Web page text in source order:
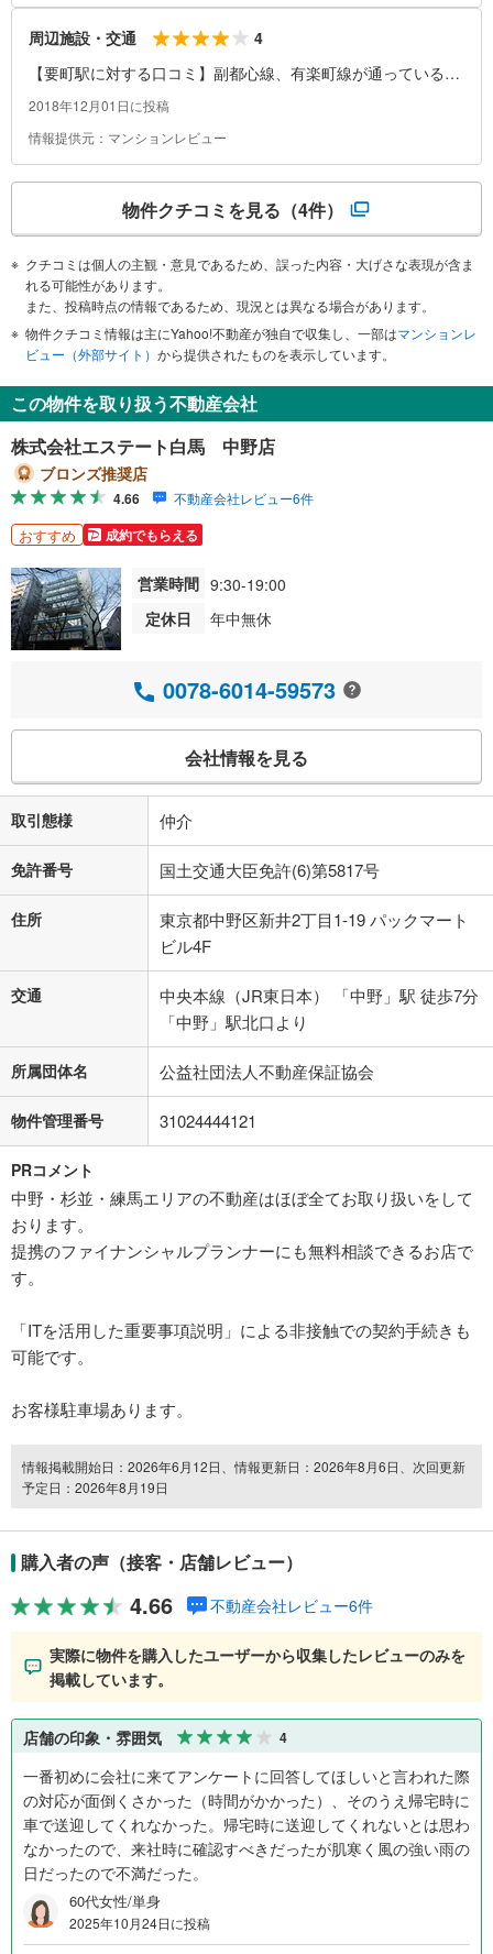
周辺施設・交通
4
【要町駅に対する口コミ】副都心線、有楽町線が通っているた
め交通アクセスは大変よいです。また徒歩でも池袋駅に行ける
いは帰宅できます。食事どころも多く、スーパー、ドラッグス
トアもあるため一人暮らしでも不自由はないと思います。
2018年12月01日に投稿
情報提供元：マンションレビュー
物件クチコミを見る （4件）
クチコミは個人の主観・意見であるため、誤った内容・大げさな表現が含ま
れる可能性があります。
また、投稿時点の情報であるため、現況とは異なる場合があります。
物件クチコミ情報は主にYahoo!不動産が独自で収集し、一部はマンションレ
ビュー（外部サイト） から提供されたものを表示しています。
この物件を取り扱う不動産会社
株式会社エステート白馬 中野店
ブロンズ推奨店
4.66 不動産会社レビュー6件
おすすめ 成約でもらえる
営業時間 9:30-19:00
定休日
年中無休
0078-6014-59573
会社情報を見る
取引態様 仲介
免許番号 国土交通大臣免許(6)第5817号
住所
東京都中野区新井2丁目1-19 パックマート
ビル4F
交通
中央本線（JR東日本） 「中野」駅 徒歩7分
「中野」駅北口より
所属団体名 公益社団法人不動産保証協会
物件管理番号 31024444121
PRコメント
中野・杉並・練馬エリアの不動産はほぼ全てお取り扱いをして
おります。
提携のファイナンシャルプランナーにも無料相談できるお店で
す。
「ITを活用した重要事項説明」による非接触での契約手続きも
可能です。
お客様駐車場あります。
情報掲載開始日：2026年6月12日、情報更新日：2026年8月6日、次回更新
予定日：2026年8月19日
購入者の声（接客・店舗レビュー）
4.66 不動産会社レビュー6件
実際に物件を購入したユーザーから収集したレビューのみを
掲載しています。
店舗の印象・雰囲気 4
一番初めに会社に来てアンケートに回答してほしいと言われた際
の対応が面倒くさかった（時間がかかった）、そのうえ帰宅時に
車で送迎してくれなかった。帰宅時に送迎してくれないとは思わ
なかったので、来社時に確認すべきだったが肌寒く風の強い雨の
日だったので不満だった。
60代女性/単身
2025年10月24日に投稿